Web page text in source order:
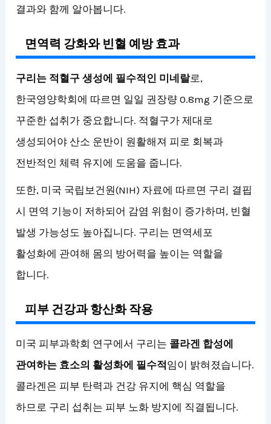
결과와 함께 알아봅니다.
면역력 강화와 빈혈 예방 효과
구리는 적혈구 생성에 필수적인 미네랄로,
한국영양학회에 따르면 일일 권장량 0.8mg 기준으로
꾸준한 섭취가 중요합니다. 적혈구가 제대로
생성되어야 산소 운반이 원활해져 피로 회복과
전반적인 체력 유지에 도움을 줍니다.
또한, 미국 국립보건원(NIH) 자료에 따르면 구리 결핍
시 면역 기능이 저하되어 감염 위험이 증가하며, 빈혈
발생 가능성도 높아집니다. 구리는 면역세포
활성화에 관여해 몸의 방어력을 높이는 역할을
합니다.
피부 건강과 항산화 작용
미국 피부과학회 연구에서 구리는 콜라겐 합성에
관여하는 효소의 활성화에 필수적임이 밝혀졌습니다.
콜라겐은 피부 탄력과 건강 유지에 핵심 역할을
하므로 구리 섭취는 피부 노화 방지에 직결됩니다.